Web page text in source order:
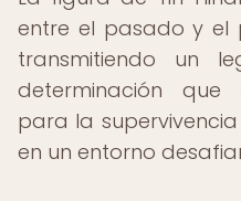
entre el pasado y el
transmitiendo un
determinación
para la
en un entorno